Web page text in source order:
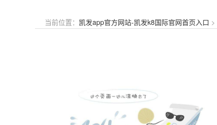
当前位置： 凯发app官方网站-凯发k8国际官网首页入口 >